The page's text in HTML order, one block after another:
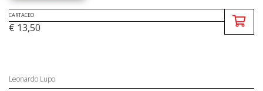
CARTACEO
€ 13,50
Leonardo Lupo